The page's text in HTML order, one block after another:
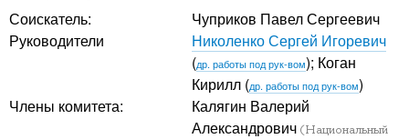
Соискатель:
Чуприков Павел Сергеевич
Руководители
Николенко Сергей Игоревич
(др. работы под рук-вом); Коган
Кирилл (др. работы под рук-вом)
Члены комитета:
Калягин Валерий
Александрович (Национальный